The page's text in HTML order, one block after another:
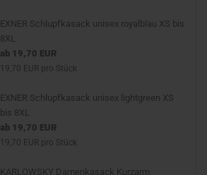
EXNER Schlupfkasack unisex royalblau XS bis
8XL
ab 19,70 EUR
19,70 EUR pro Stück
EXNER Schlupfkasack unisex lightgreen XS
bis 8XL
ab 19,70 EUR
19,70 EUR pro Stück
KARLOWSKY Damenkasack Kurzarm